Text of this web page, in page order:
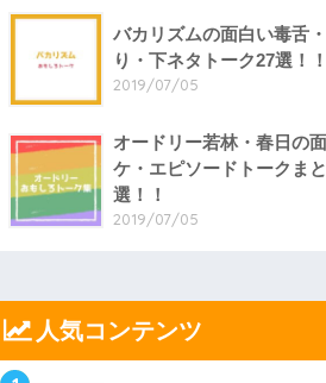
バカリズムの面白い毒舌
り・下ネタトーク27選！！
2019/07/05
オードリー若林・春日の
ケ・エピソードトークま
選！！
2019/07/05
人気コンテンツ